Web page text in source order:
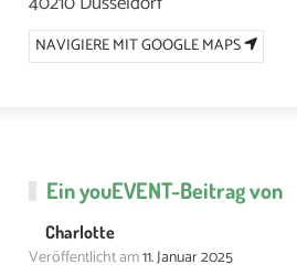
NAVIGIERE MIT GOOGLE MAPS
EinyouEVENT-Beitrag von
Charlotte
Veröffentlicht am11. Januar 2025